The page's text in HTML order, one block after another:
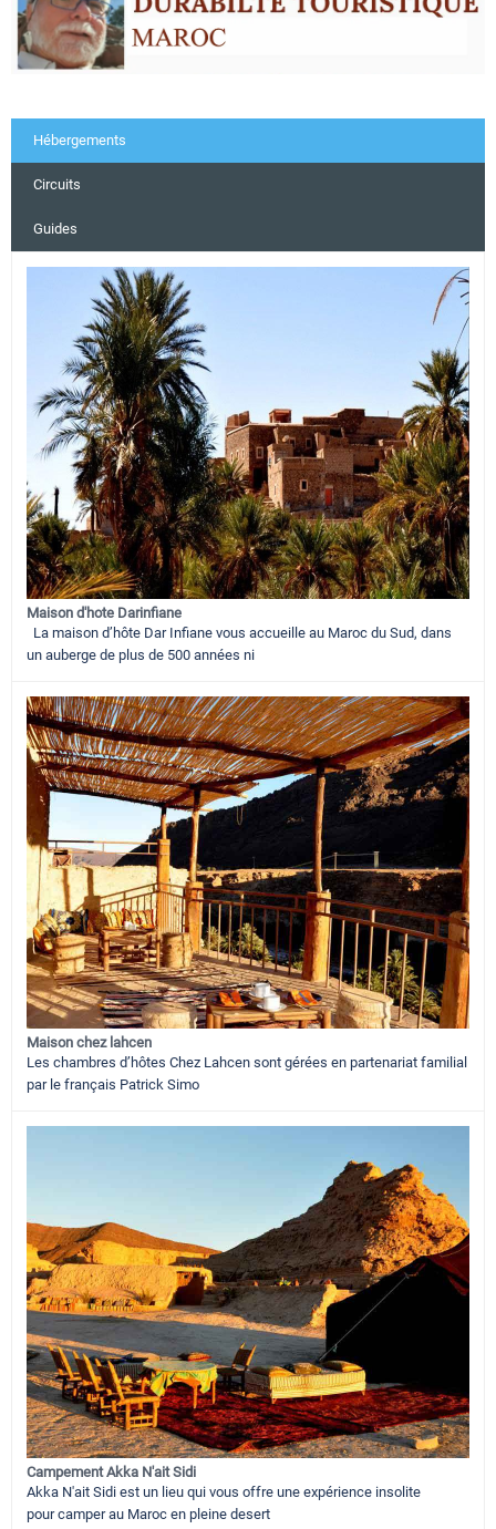
Hébergements
Circuits
Guides
Maison d'hote Darinfiane
La maison d’hôte Dar Infiane vous accueille au Maroc du Sud, dans
un auberge de plus de 500 années ni
Maison chez lahcen
Les chambres d’hôtes Chez Lahcen sont gérées en partenariat familial
par le français Patrick Simo
Campement Akka N'ait Sidi
Akka N'ait Sidi est un lieu qui vous offre une expérience insolite
pour camper au Maroc en pleine desert